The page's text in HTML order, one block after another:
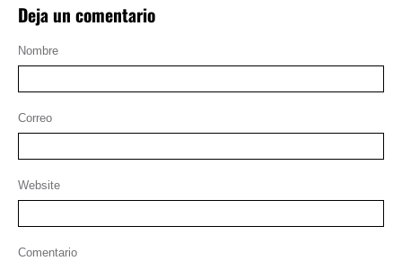
Deja un comentario
Nombre
Correo
Website
Comentario